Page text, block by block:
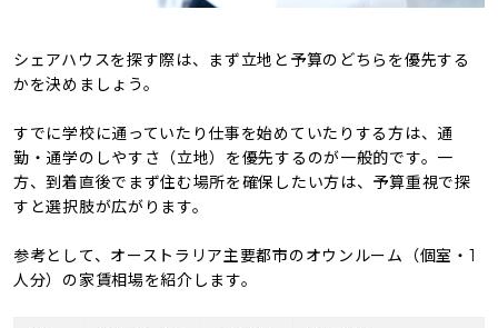
シェアハウスを探す際は、まず立地と予算のどちらを優先する
かを決めましょう。
すでに学校に通っていたり仕事を始めていたりする方は、通
勤・通学のしやすさ（立地）を優先するのが一般的です。一
方、到着直後でまず住む場所を確保したい方は、予算重視で探
すと選択肢が広がります。
参考として、オーストラリア主要都市のオウンルーム（個室・1
人分）の家賃相場を紹介します。